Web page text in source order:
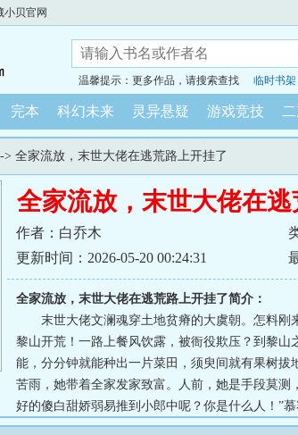
小贝官网
温馨提示：更多作品，请搜索查找 临时书架
完本 科幻未来 灵异悬疑 游戏竞技
-> 全家流放，末世大佬在逃荒路上开挂了
全家流放，末世大佬在
作者：白乔木
更新时间：2026-05-20 00:24:31
全家流放，末世大佬在逃荒路上开挂了简介：
末世大佬文澜魂穿土地贫瘠的大虞朝。怎料
黎山开荒！一路上餐风饮露，被衙役欺压？到黎
能，分分钟就能种出一片菜田，须臾间就有果树
苦雨，她带着全家发家致富。人前，她是手段莫
好的傻白甜娇弱易推到小郎中呢？你是什么人！”
脸是真的，腹肌也是真的，不信你摸摸？”（注：